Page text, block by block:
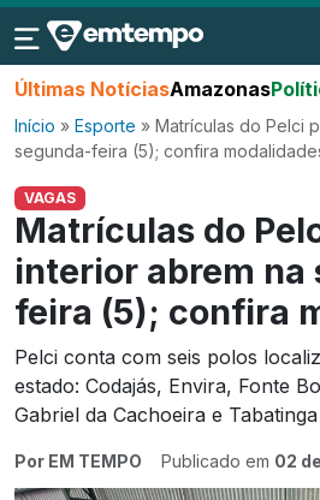
Últimas NotíciasAmazonas
Início » Esporte » Matrículas do Pelci
segunda-feira (5); confira
VAGAS
Matrículas do
interior abrem na
feira (5); confira
Pelci conta com seis polos
estado: Codajás, Envira, Fonte
Gabriel da Cachoeira e Tabatinga
Por EM TEMPO Publicado em 02